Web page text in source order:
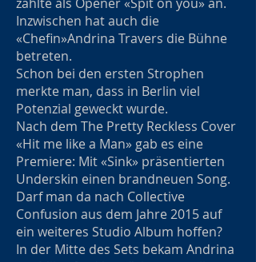
Inzwischen hat auch die
«Chefin»Andrina Travers die Bühne
betreten.
Schon bei den ersten Strophen
merkte man, dass in Berlin viel
Potenzial geweckt wurde.
Nach dem The Pretty Reckless Cover
«Hit me like a Man» gab es eine
Premiere: Mit «Sink» präsentierten
Underskin einen brandneuen Song.
Darf man da nach Collective
Confusion aus dem Jahre 2015 auf
ein weiteres Studio Album hoffen?
In der Mitte des Sets bekam Andrina